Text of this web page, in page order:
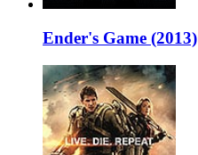
Ender's Game (2013)